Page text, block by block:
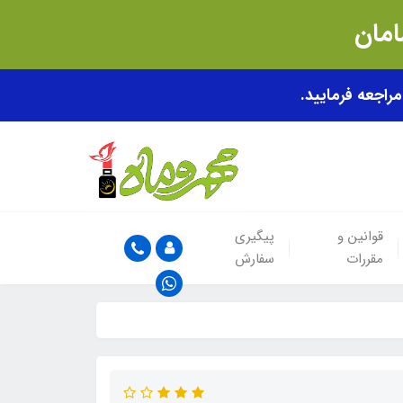
قوانین و
مقررات
پیگیری
سفارش